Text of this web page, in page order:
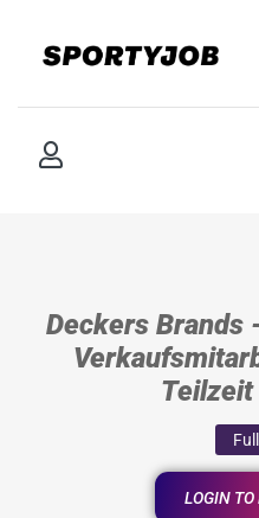
Deckers Brands
LOGIN